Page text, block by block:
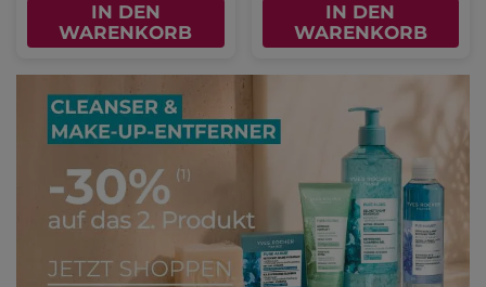
IN DEN
WARENKORB
IN DEN
WARENKORB